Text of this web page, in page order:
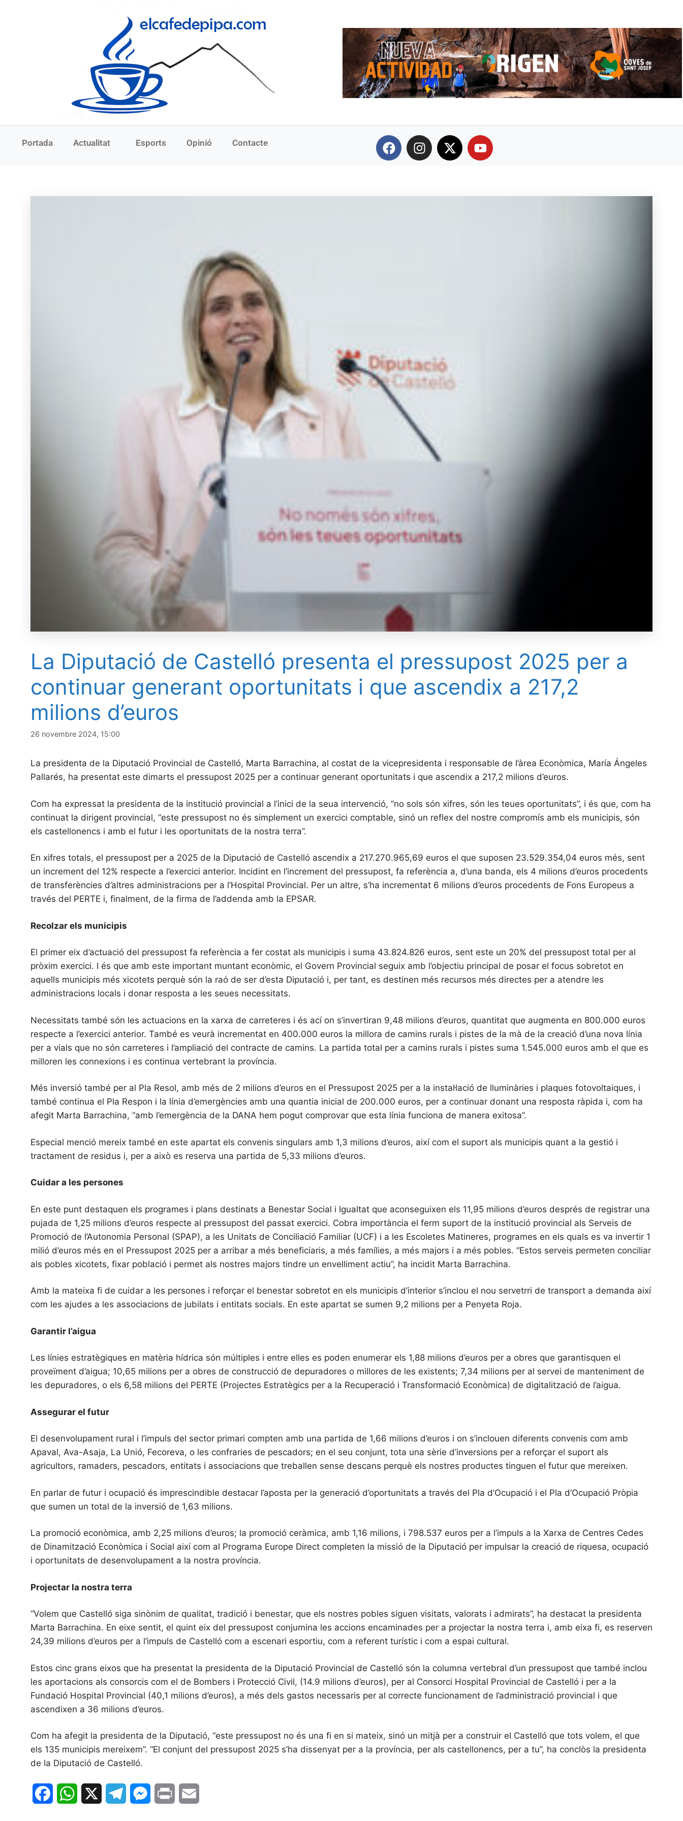
Portada Actualitat Esports Opinió Contacte
La Diputació de Castelló presenta el pressupost 2025 per a
continuar generant oportunitats i que ascendix a 217,2
milions d’euros
26 novembre 2024, 15:00
La presidenta de la Diputació Provincial de Castelló, Marta Barrachina, al costat de la vicepresidenta i responsable de l’àrea Econòmica, María Ángeles
Pallarés, ha presentat este dimarts el pressupost 2025 per a continuar generant oportunitats i que ascendix a 217,2 milions d’euros.
Com ha expressat la presidenta de la institució provincial a l’inici de la seua intervenció, “no sols són xifres, són les teues oportunitats”, i és que, com ha
continuat la dirigent provincial, “este pressupost no és simplement un exercici comptable, sinó un reflex del nostre compromís amb els municipis, són
els castellonencs i amb el futur i les oportunitats de la nostra terra”.
En xifres totals, el pressupost per a 2025 de la Diputació de Castelló ascendix a 217.270.965,69 euros el que suposen 23.529.354,04 euros més, sent
un increment del 12% respecte a l’exercici anterior. Incidint en l’increment del pressupost, fa referència a, d’una banda, els 4 milions d’euros procedents
de transferències d’altres administracions per a l’Hospital Provincial. Per un altre, s’ha incrementat 6 milions d’euros procedents de Fons Europeus a
través del PERTE i, finalment, de la firma de l’addenda amb la EPSAR.
Recolzar els municipis
El primer eix d’actuació del pressupost fa referència a fer costat als municipis i suma 43.824.826 euros, sent este un 20% del pressupost total per al
pròxim exercici. I és que amb este important muntant econòmic, el Govern Provincial seguix amb l’objectiu principal de posar el focus sobretot en
aquells municipis més xicotets perquè són la raó de ser d’esta Diputació i, per tant, es destinen més recursos més directes per a atendre les
administracions locals i donar resposta a les seues necessitats.
Necessitats també són les actuacions en la xarxa de carreteres i és ací on s’invertiran 9,48 milions d’euros, quantitat que augmenta en 800.000 euros
respecte a l’exercici anterior. També es veurà incrementat en 400.000 euros la millora de camins rurals i pistes de la mà de la creació d’una nova línia
per a vials que no són carreteres i l’ampliació del contracte de camins. La partida total per a camins rurals i pistes suma 1.545.000 euros amb el que es
milloren les connexions i es continua vertebrant la província.
Més inversió també per al Pla Resol, amb més de 2 milions d’euros en el Pressupost 2025 per a la instal·lació de lluminàries i plaques fotovoltaiques, i
també continua el Pla Respon i la línia d’emergències amb una quantia inicial de 200.000 euros, per a continuar donant una resposta ràpida i, com ha
afegit Marta Barrachina, “amb l’emergència de la DANA hem pogut comprovar que esta línia funciona de manera exitosa”.
Especial menció mereix també en este apartat els convenis singulars amb 1,3 milions d’euros, així com el suport als municipis quant a la gestió i
tractament de residus i, per a això es reserva una partida de 5,33 milions d’euros.
Cuidar a les persones
En este punt destaquen els programes i plans destinats a Benestar Social i Igualtat que aconseguixen els 11,95 milions d’euros després de registrar una
pujada de 1,25 milions d’euros respecte al pressupost del passat exercici. Cobra importància el ferm suport de la institució provincial als Serveis de
Promoció de l’Autonomia Personal (SPAP), a les Unitats de Conciliació Familiar (UCF) i a les Escoletes Matineres, programes en els quals es va invertir 1
milió d’euros més en el Pressupost 2025 per a arribar a més beneficiaris, a més famílies, a més majors i a més pobles. “Estos serveis permeten conciliar
als pobles xicotets, fixar població i permet als nostres majors tindre un envelliment actiu”, ha incidit Marta Barrachina.
Amb la mateixa fi de cuidar a les persones i reforçar el benestar sobretot en els municipis d’interior s’inclou el nou servetrri de transport a demanda així
com les ajudes a les associacions de jubilats i entitats socials. En este apartat se sumen 9,2 milions per a Penyeta Roja.
Garantir l’aigua
Les línies estratègiques en matèria hídrica són múltiples i entre elles es poden enumerar els 1,88 milions d’euros per a obres que garantisquen el
proveïment d’aigua; 10,65 milions per a obres de construcció de depuradores o millores de les existents; 7,34 milions per al servei de manteniment de
les depuradores, o els 6,58 milions del PERTE (Projectes Estratègics per a la Recuperació i Transformació Econòmica) de digitalització de l’aigua.
Assegurar el futur
El desenvolupament rural i l’impuls del sector primari compten amb una partida de 1,66 milions d’euros i on s’inclouen diferents convenis com amb
Apaval, Ava-Asaja, La Unió, Fecoreva, o les confraries de pescadors; en el seu conjunt, tota una sèrie d’inversions per a reforçar el suport als
agricultors, ramaders, pescadors, entitats i associacions que treballen sense descans perquè els nostres productes tinguen el futur que mereixen.
En parlar de futur i ocupació és imprescindible destacar l’aposta per la generació d’oportunitats a través del Pla d’Ocupació i el Pla d’Ocupació Pròpia
que sumen un total de la inversió de 1,63 milions.
La promoció econòmica, amb 2,25 milions d’euros; la promoció ceràmica, amb 1,16 milions, i 798.537 euros per a l’impuls a la Xarxa de Centres Cedes
de Dinamització Econòmica i Social així com al Programa Europe Direct completen la missió de la Diputació per impulsar la creació de riquesa, ocupació
i oportunitats de desenvolupament a la nostra província.
Projectar la nostra terra
“Volem que Castelló siga sinònim de qualitat, tradició i benestar, que els nostres pobles siguen visitats, valorats i admirats”, ha destacat la presidenta
Marta Barrachina. En eixe sentit, el quint eix del pressupost conjumina les accions encaminades per a projectar la nostra terra i, amb eixa fi, es reserven
24,39 milions d’euros per a l’impuls de Castelló com a escenari esportiu, com a referent turístic i com a espai cultural.
Estos cinc grans eixos que ha presentat la presidenta de la Diputació Provincial de Castelló són la columna vertebral d’un pressupost que també inclou
les aportacions als consorcis com el de Bombers i Protecció Civil, (14.9 milions d’euros), per al Consorci Hospital Provincial de Castelló i per a la
Fundació Hospital Provincial (40,1 milions d’euros), a més dels gastos necessaris per al correcte funcionament de l’administració provincial i que
ascendixen a 36 milions d’euros.
Com ha afegit la presidenta de la Diputació, “este pressupost no és una fi en si mateix, sinó un mitjà per a construir el Castelló que tots volem, el que
els 135 municipis mereixem”. “El conjunt del pressupost 2025 s’ha dissenyat per a la província, per als castellonencs, per a tu”, ha conclòs la presidenta
de la Diputació de Castelló.